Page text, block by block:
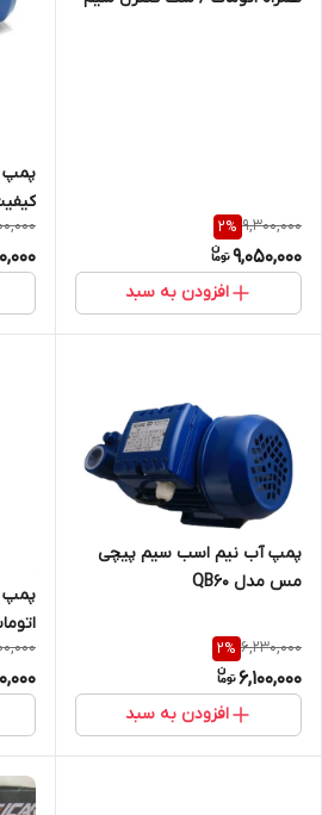
9,300,000
2%
9,050,000
افزودن به سبد
پمپ
پمپ آب نیم اسب سیم پیچی
مس مدل QB60
6,230,000
2%
6,100,000
افزودن به سبد
پمپ
مس(